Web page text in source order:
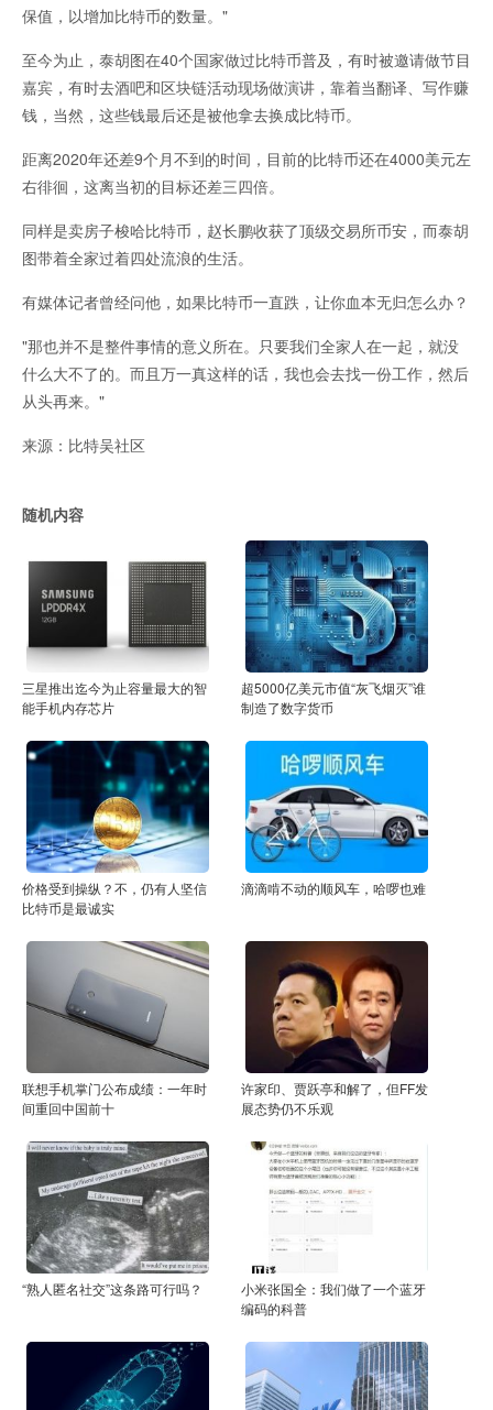
保值，以增加比特币的数量。"
至今为止，泰胡图在40个国家做过比特币普及，有时被邀请做节目
嘉宾，有时去酒吧和区块链活动现场做演讲，靠着当翻译、写作赚
钱，当然，这些钱最后还是被他拿去换成比特币。
距离2020年还差9个月不到的时间，目前的比特币还在4000美元左
右徘徊，这离当初的目标还差三四倍。
同样是卖房子梭哈比特币，赵长鹏收获了顶级交易所币安，而泰胡
图带着全家过着四处流浪的生活。
有媒体记者曾经问他，如果比特币一直跌，让你血本无归怎么办？
"那也并不是整件事情的意义所在。只要我们全家人在一起，就没
什么大不了的。而且万一真这样的话，我也会去找一份工作，然后
从头再来。"
来源：比特吴社区
随机内容
三星推出迄今为止容量最大的智
能手机内存芯片
超5000亿美元市值“灰飞烟灭”谁
制造了数字货币
价格受到操纵？不，仍有人坚信
比特币是最诚实
滴滴啃不动的顺风车，哈啰也难
联想手机掌门公布成绩：一年时
间重回中国前十
许家印、贾跃亭和解了，但FF发
展态势仍不乐观
“熟人匿名社交”这条路可行吗？
小米张国全：我们做了一个蓝牙
编码的科普